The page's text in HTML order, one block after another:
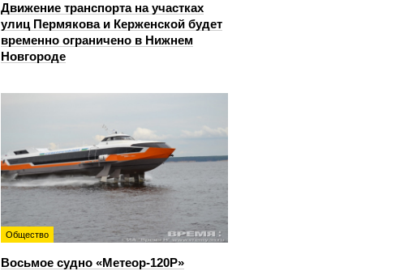
Движение транспорта на участках
улиц Пермякова и Керженской будет
временно ограничено в Нижнем
Новгороде
Общество
Восьмое судно «Метеор-120Р»